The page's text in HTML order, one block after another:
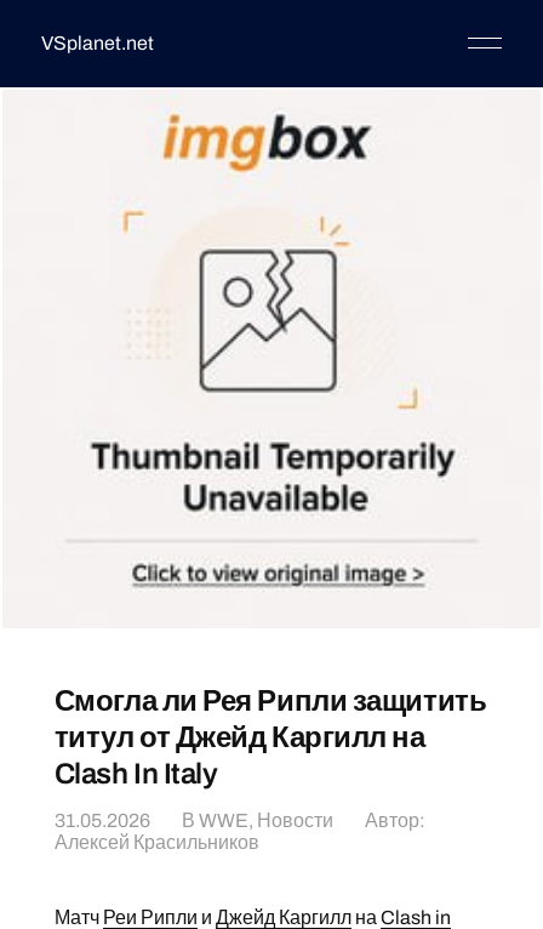
VSplanet.net
Смогла ли Рея Рипли защитить
титул от Джейд Каргилл на
Clash In Italy
31.05.2026 В WWE, Новости
Автор:
Алексей Красильников
Матч Реи Рипли и Джейд Каргиллна Clash in